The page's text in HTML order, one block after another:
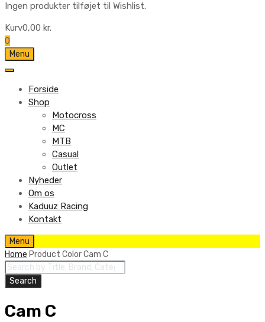
Ingen produkter tilføjet til Wishlist.
Kurv0,00 kr.
0
Menu
Forside
Shop
Motocross
MC
MTB
Casual
Outlet
Nyheder
Om os
Kaduuz Racing
Kontakt
Skip
to
content
Menu
Home Product ColorCam C
Products
search
Search
Cam C